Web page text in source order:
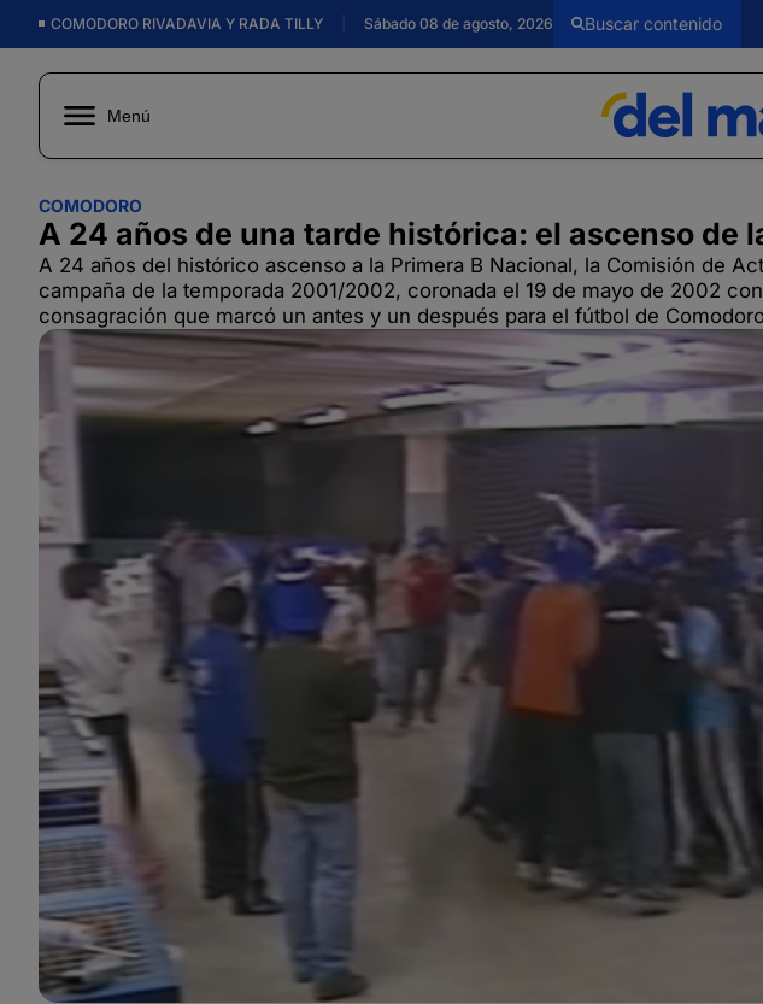
COMODORO RIVADAVIA Y RADA TILLY Sábado 08 de agosto, 2026
Menú
COMODORO
A 24 años de una tarde histórica: el ascenso de
A 24 años del histórico ascenso a la Primera B Nacional, la Comisión de
campaña de la temporada 2001/2002, coronada el 19 de mayo de 2002
consagración que marcó un antes y un después para el fútbol de